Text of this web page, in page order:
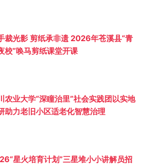
裁光影 剪纸承非遗 2026年苍溪县“青
校”唤马剪纸课堂开课
农业大学“深瞳治里”社会实践团以实地
助力老旧小区适老化智慧治理
星火培育计划”三星堆小小讲解员招